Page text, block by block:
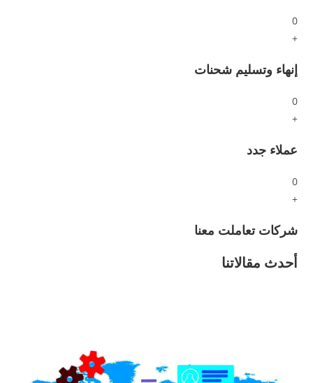
0
+
إنهاء وتسليم شحنات
0
+
عملاء جدد
0
+
شركات تعاملت معنا
أحدث مقالاتنا